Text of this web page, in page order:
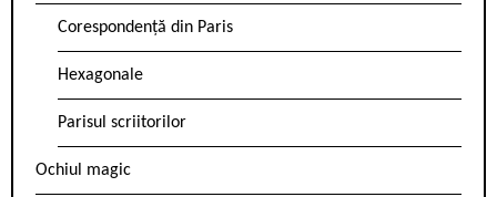
Corespondență din Paris
Hexagonale
Parisul scriitorilor
Ochiul magic